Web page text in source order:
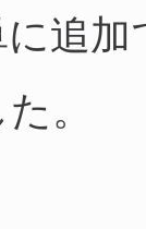
追加
。